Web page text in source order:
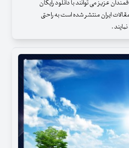
عزیز می توانند با دانلود رایگان
ایران منتشر شده است به راحتی
.